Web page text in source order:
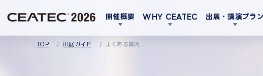
開催概要 WHY CEATEC 出展・講演プラン
TOP 出展ガイド よくある質問